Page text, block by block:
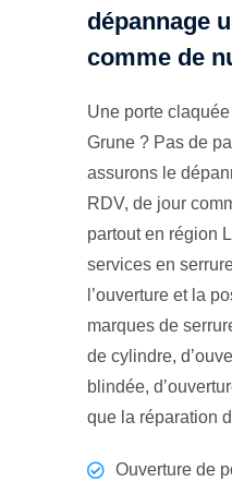
dépannage
comme de
Une porte
Grune ? Pas de
assurons le
RDV, de jour
partout en région
services en
l’ouverture et la
marques de
de cylindre,
blindée,
que la réparation
Ouverture de